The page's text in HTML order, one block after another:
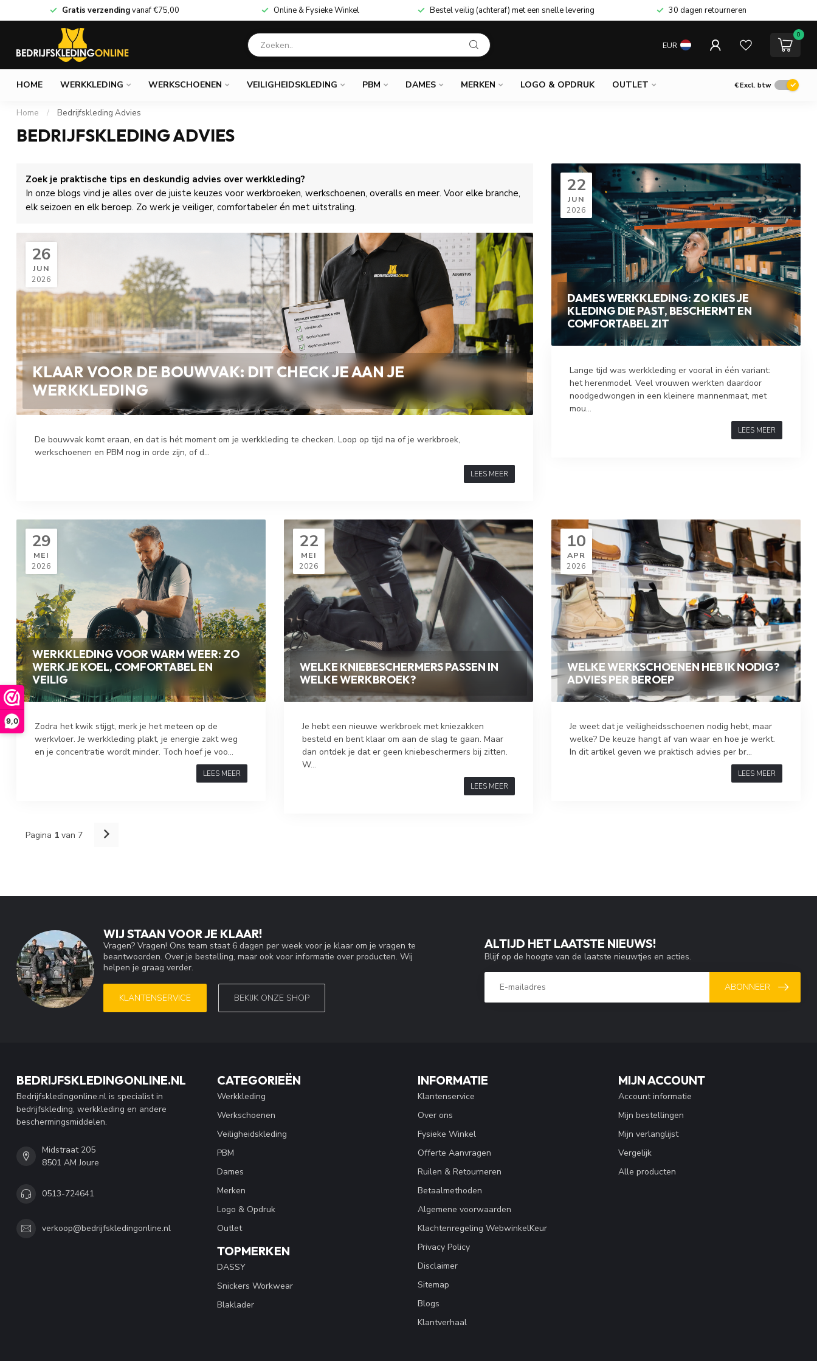
9,0
Gratis verzendingvanaf€75,00 Online & Fysieke Winkel Bestel veilig (achteraf) met een snelle levering 30 dagen retourneren
EUR
0
HOME WERKKLEDING WERKSCHOENEN VEILIGHEIDSKLEDING PBM DAMES MERKEN LOGO & OPDRUK OUTLET €Excl. btw
Home / Bedrijfskleding Advies
BEDRIJFSKLEDING ADVIES
Zoek je praktische tips en deskundig advies over werkkleding?
In onze blogs vind je alles over de juiste keuzes voor werkbroeken, werkschoenen, overalls en meer. Voor elke branche,
elk seizoen en elk beroep. Zo werk je veiliger, comfortabeler én met uitstraling.
26
JUN
2026
KLAAR VOOR DE BOUWVAK: DIT CHECK JE AAN JE
WERKKLEDING
De bouwvak komt eraan, en dat is hét moment om je werkkleding te checken. Loop op tijd na of je werkbroek,
werkschoenen en PBM nog in orde zijn, of d...
LEES MEER
22
JUN
2026
DAMES WERKKLEDING: ZO KIES JE
KLEDING DIE PAST, BESCHERMT EN
COMFORTABEL ZIT
Lange tijd was werkkleding er vooral in één variant:
het herenmodel. Veel vrouwen werkten daardoor
noodgedwongen in een kleinere mannenmaat, met
mou...
LEES MEER
29
MEI
2026
WERKKLEDING VOOR WARM WEER: ZO
WERK JE KOEL, COMFORTABEL EN
VEILIG
Zodra het kwik stijgt, merk je het meteen op de
werkvloer. Je werkkleding plakt, je energie zakt weg
en je concentratie wordt minder. Toch hoef je voo...
LEES MEER
22
MEI
2026
WELKE KNIEBESCHERMERS PASSEN IN
WELKE WERKBROEK?
Je hebt een nieuwe werkbroek met kniezakken
besteld en bent klaar om aan de slag te gaan. Maar
dan ontdek je dat er geen kniebeschermers bij zitten.
W...
LEES MEER
10
APR
2026
WELKE WERKSCHOENEN HEB IK NODIG?
ADVIES PER BEROEP
Je weet dat je veiligheidsschoenen nodig hebt, maar
welke? De keuze hangt af van waar en hoe je werkt.
In dit artikel geven we praktisch advies per br...
LEES MEER
Pagina 1 van 7
WIJ STAAN VOOR JE KLAAR!
Vragen? Vragen! Ons team staat 6 dagen per week voor je klaar om je vragen te
beantwoorden. Over je bestelling, maar ook voor informatie over producten. Wij
helpen je graag verder.
KLANTENSERVICE BEKIJK ONZE SHOP
ALTIJD HET LAATSTE NIEUWS!
Blijf op de hoogte van de laatste nieuwtjes en acties.
ABONNEER
BEDRIJFSKLEDINGONLINE.NL
Bedrijfskledingonline.nl is specialist in
bedrijfskleding, werkkleding en andere
beschermingsmiddelen.
Midstraat 205
8501 AM Joure
0513-724641
verkoop@bedrijfskledingonline.nl
CATEGORIEËN
Werkkleding
Werkschoenen
Veiligheidskleding
PBM
Dames
Merken
Logo & Opdruk
Outlet
TOPMERKEN
DASSY
Snickers Workwear
Blaklader
INFORMATIE
Klantenservice
Over ons
Fysieke Winkel
Offerte Aanvragen
Ruilen & Retourneren
Betaalmethoden
Algemene voorwaarden
Klachtenregeling WebwinkelKeur
Privacy Policy
Disclaimer
Sitemap
Blogs
Klantverhaal
MIJN ACCOUNT
Account informatie
Mijn bestellingen
Mijn verlanglijst
Vergelijk
Alle producten